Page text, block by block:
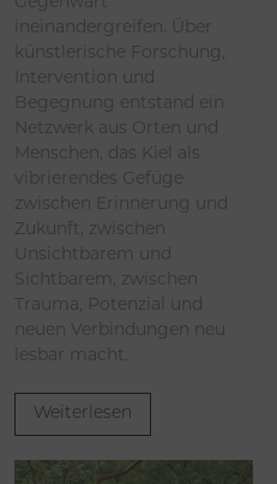
ineinandergreifen. Über
künstlerische Forschung,
Intervention und
Begegnung entstand ein
Netzwerk aus Orten und
Menschen, das Kiel als
vibrierendes Gefüge
zwischen Erinnerung und
Zukunft, zwischen
Unsichtbarem und
Sichtbarem, zwischen
Trauma, Potenzial und
neuen Verbindungen neu
lesbar macht.
Weiterlesen